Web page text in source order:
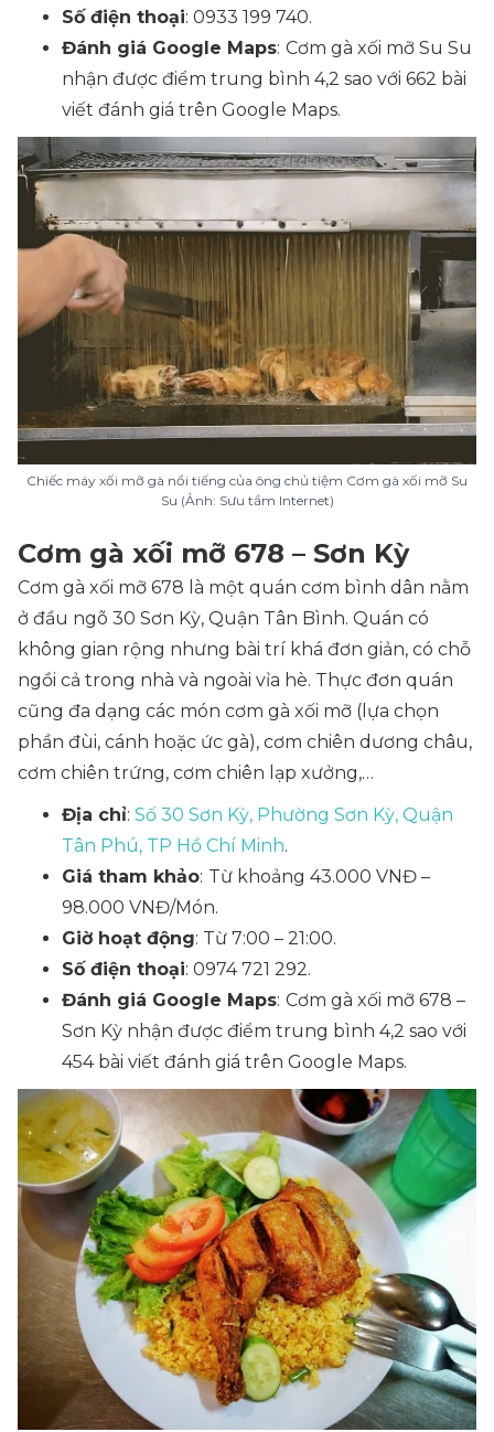
Số điện thoại: 0933 199 740.
Đánh giá Google Maps: Cơm gà xối mỡ Su Su
nhận được điểm trung bình 4,2 sao với 662 bài
viết đánh giá trên Google Maps.
Chiếc máy xối mỡ gà nổi tiếng của ông chủ tiệm Cơm gà xối mỡ Su
Su (Ảnh: Sưu tầm Internet)
Cơm gà xối mỡ 678 – Sơn Kỳ
Cơm gà xối mỡ 678 là một quán cơm bình dân nằm
ở đầu ngõ 30 Sơn Kỳ, Quận Tân Bình. Quán có
không gian rộng nhưng bài trí khá đơn giản, có chỗ
ngồi cả trong nhà và ngoài vỉa hè. Thực đơn quán
cũng đa dạng các món cơm gà xối mỡ (lựa chọn
phần đùi, cánh hoặc ức gà), cơm chiên dương châu,
cơm chiên trứng, cơm chiên lạp xưởng,…
Địa chỉ: Số 30 Sơn Kỳ, Phường Sơn Kỳ, Quận
Tân Phú, TP Hồ Chí Minh.
Giá tham khảo: Từ khoảng 43.000 VNĐ –
98.000 VNĐ/Món.
Giờ hoạt động: Từ 7:00 – 21:00.
Số điện thoại: 0974 721 292.
Đánh giá Google Maps: Cơm gà xối mỡ 678 –
Sơn Kỳ nhận được điểm trung bình 4,2 sao với
454 bài viết đánh giá trên Google Maps.